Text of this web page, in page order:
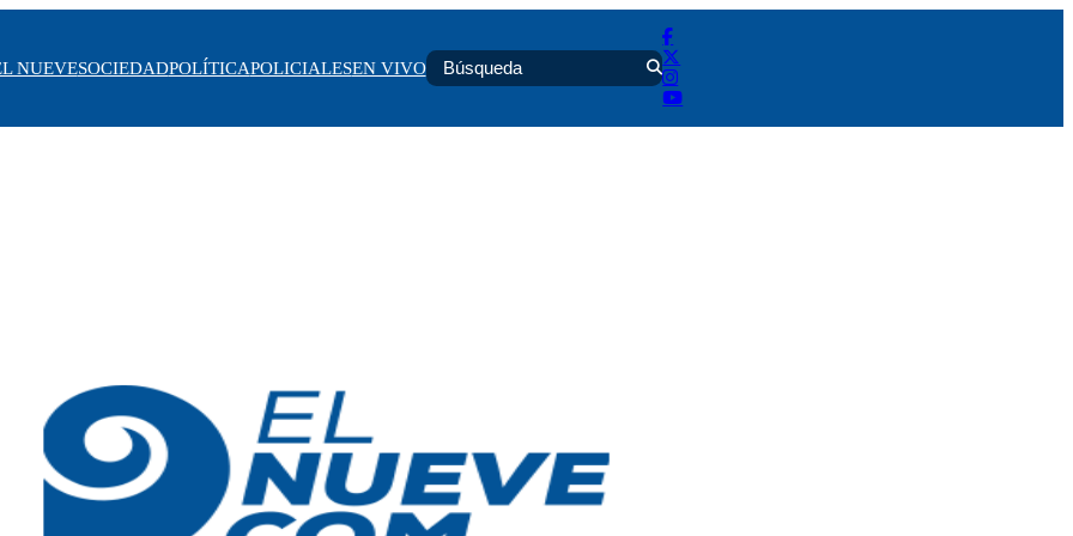
NUEVESOCIEDADPOLÍTICAPOLICIALESEN VIVO